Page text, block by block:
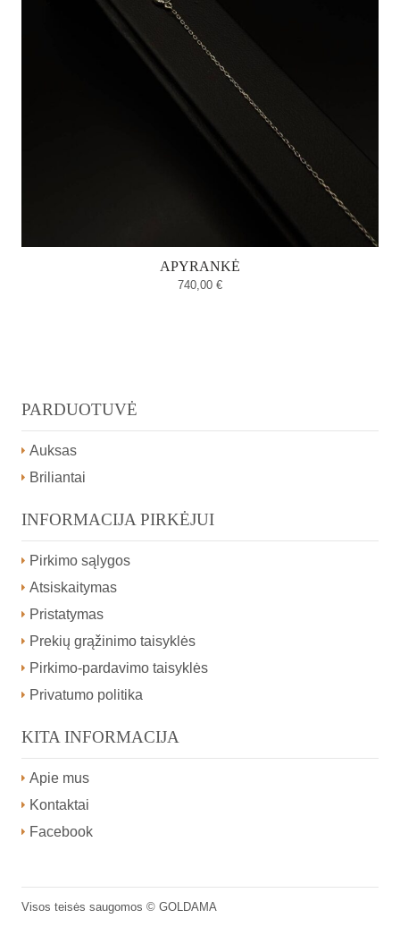
APYRANKĖ
740,00 €
PARDUOTUVĖ
Auksas
Briliantai
INFORMACIJA PIRKĖJUI
Pirkimo sąlygos
Atsiskaitymas
Pristatymas
Prekių grąžinimo taisyklės
Pirkimo-pardavimo taisyklės
Privatumo politika
KITA INFORMACIJA
Apie mus
Kontaktai
Facebook
Visos teisės saugomos © GOLDAMA